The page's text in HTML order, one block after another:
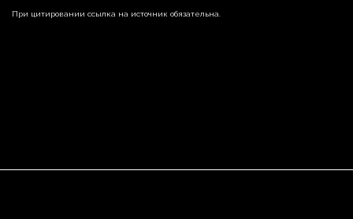
При цитировании ссылка на источник обязательна.